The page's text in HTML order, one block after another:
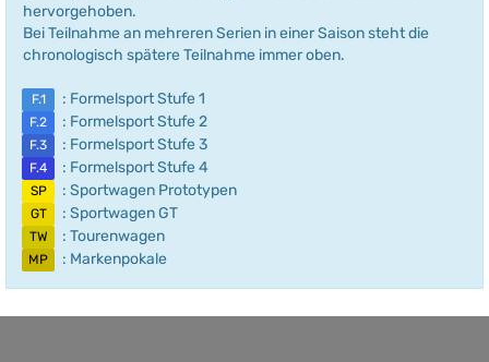
hervorgehoben.
Bei Teilnahme an mehreren Serien in einer Saison steht die
chronologisch spätere Teilnahme immer oben.
F.1 : Formelsport Stufe 1
F.2 : Formelsport Stufe 2
F.3 : Formelsport Stufe 3
F.4 : Formelsport Stufe 4
SP : Sportwagen Prototypen
GT : Sportwagen GT
TW : Tourenwagen
MP : Markenpokale